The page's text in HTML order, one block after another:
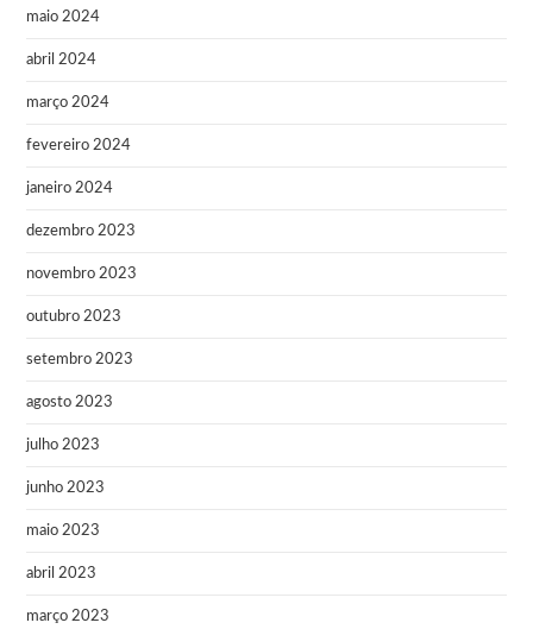
maio 2024
abril 2024
março 2024
fevereiro 2024
janeiro 2024
dezembro 2023
novembro 2023
outubro 2023
setembro 2023
agosto 2023
julho 2023
junho 2023
maio 2023
abril 2023
março 2023